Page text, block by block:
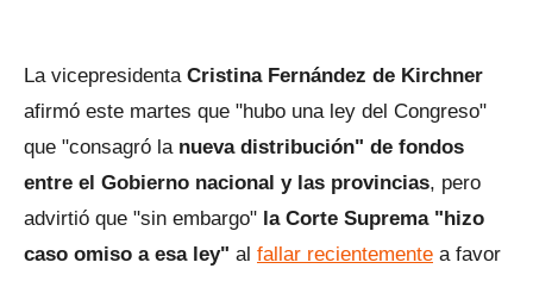
La vicepresidenta Cristina Fernández de Kirchner
afirmó este martes que "hubo una ley del Congreso"
que "consagró la nueva distribución" de fondos
entre el Gobierno nacional y las provincias, pero
advirtió que "sin embargo" la Corte Suprema "hizo
caso omiso a esa ley" al fallar recientemente a favor